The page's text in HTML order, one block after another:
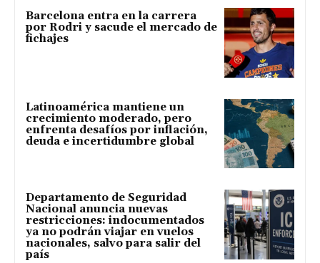
Barcelona entra en la carrera
por Rodri y sacude el mercado de
fichajes
Latinoamérica mantiene un
crecimiento moderado, pero
enfrenta desafíos por inflación,
deuda e incertidumbre global
Departamento de Seguridad
Nacional anuncia nuevas
restricciones: indocumentados
ya no podrán viajar en vuelos
nacionales, salvo para salir del
país